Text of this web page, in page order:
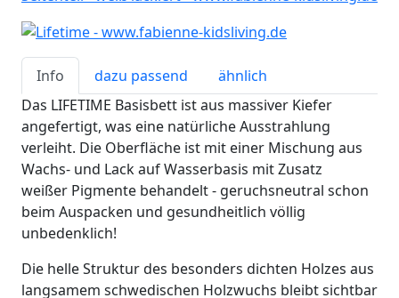
Info dazu passend
ähnlich
Das LIFETIME Basisbett ist aus massiver Kiefer
angefertigt, was eine natürliche Ausstrahlung
verleiht. Die Oberfläche ist mit einer Mischung aus
Wachs- und Lack auf Wasserbasis mit Zusatz
weißer Pigmente behandelt - geruchsneutral schon
beim Auspacken und gesundheitlich völlig
unbedenklich!
Die helle Struktur des besonders dichten Holzes aus
langsamem schwedischen Holzwuchs bleibt sichtbar